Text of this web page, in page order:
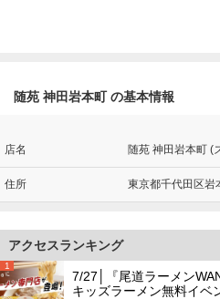
随苑 神田岩本町 の基本情報
店名 随苑 神田岩本町 (
住所 東京都千代田区岩
アクセスランキング
1
7/27│『尾道ラーメン
キッズラーメン無料イベ